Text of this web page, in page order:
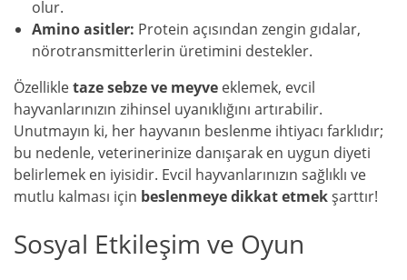
olur.
Amino asitler: Protein açısından zengin gıdalar,
nörotransmitterlerin üretimini destekler.
Özellikletaze sebze ve meyve eklemek, evcil
hayvanlarınızın zihinsel uyanıklığını artırabilir.
Unutmayın ki, her hayvanın beslenme ihtiyacı farklıdır;
bu nedenle, veterinerinize danışarak en uygun diyeti
belirlemek en iyisidir. Evcil hayvanlarınızın sağlıklı ve
mutlu kalması için beslenmeye dikkat etmekşarttır!
Sosyal Etkileşim ve Oyun